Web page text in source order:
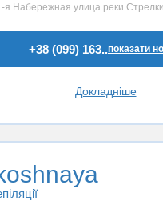
я Набережная улица реки
+38 (099) 163..показати
Докладніше